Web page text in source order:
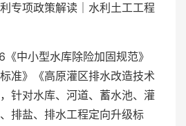
专项政策解读｜水利土工工程
中小型水库除险加固规范》
准》《高原灌区排水改造技术
针对水库、河道、蓄水池、灌
排盐、排水工程定向升级标